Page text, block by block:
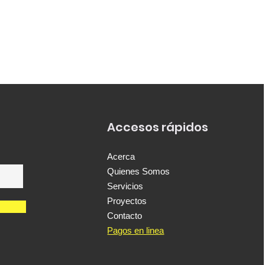
Accesos rápidos
Acerca
Quienes Somos
Servicios
Proyectos
Contacto
Pagos en linea